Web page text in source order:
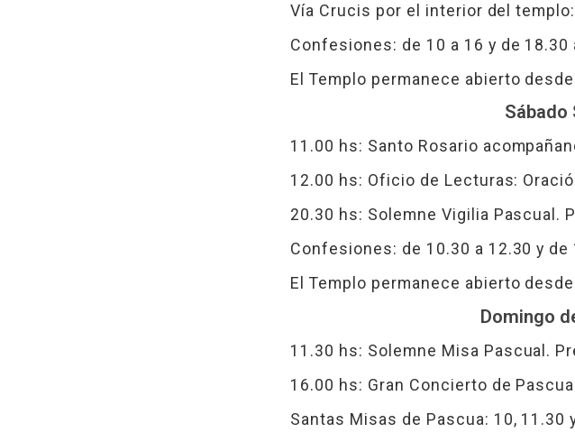
Vía Crucis por el interior del
Confesiones: de 10 a 16 y de 18.30
El Templo permanece abierto
Sábado
11.00 hs: Santo Rosario
12.00 hs: Oficio de Lecturas:
20.30 hs: Solemne Vigilia Pascual.
Confesiones: de 10.30 a 12.30 y de
El Templo permanece abierto
Domingo
11.30 hs: Solemne Misa Pascual.
16.00 hs: Gran Concierto de
Santas Misas de Pascua: 10, 11.30